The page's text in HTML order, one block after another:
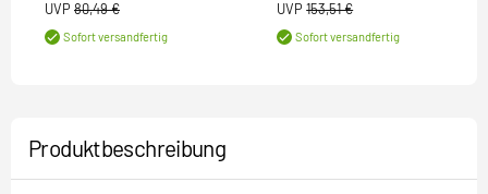
UVP 80,49 €
Sofort versandfertig
UVP 153,51 €
Sofort versandfertig
Produktbeschreibung